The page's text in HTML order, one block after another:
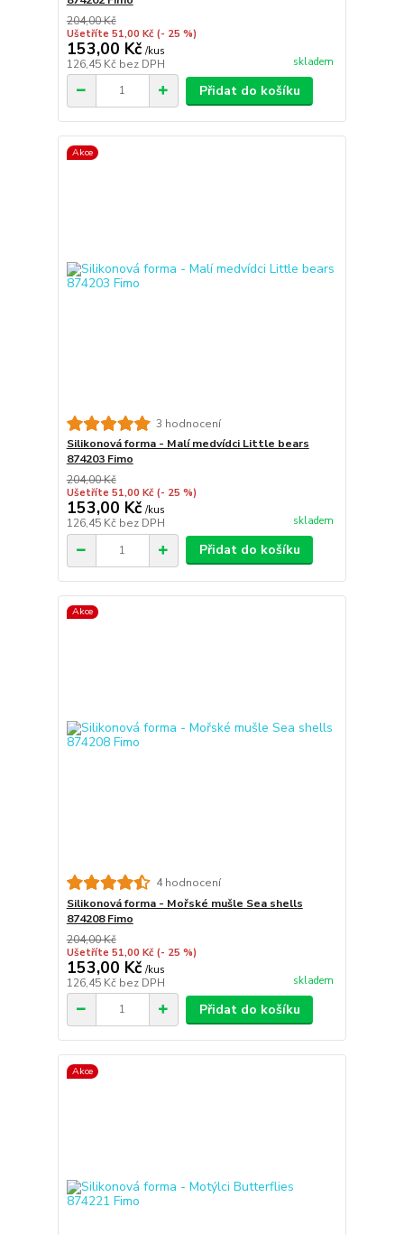
204,00 Kč
Ušetříte 51,00 Kč (- 25 %)
153,00 Kč /kus
126,45 Kč bez DPH skladem
Přidat do košíku
Akce
3 hodnocení
Silikonová forma - Malí medvídci Little bears
874203 Fimo
204,00 Kč
Ušetříte 51,00 Kč (- 25 %)
153,00 Kč /kus
126,45 Kč bez DPH skladem
Přidat do košíku
Akce
4 hodnocení
Silikonová forma - Mořské mušle Sea shells
874208 Fimo
204,00 Kč
Ušetříte 51,00 Kč (- 25 %)
153,00 Kč /kus
126,45 Kč bez DPH skladem
Přidat do košíku
Akce